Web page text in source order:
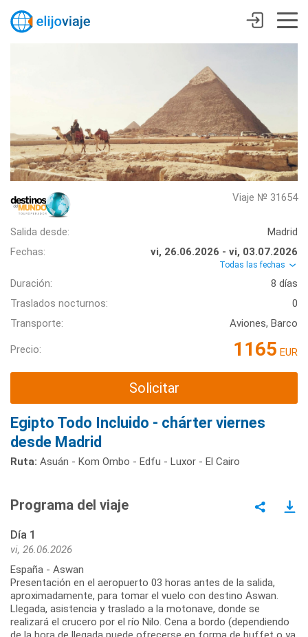
Viaje № 31654
Salida desde:
Madrid
Fechas:
vi, 26.06.2026 - vi, 03.07.2026
Todas las fechas
Duración:
8 días
Traslados nocturnos:
0
Transporte:
Aviones, Barco
Precio: 1165 EUR
Solicitar
Egipto Todo Incluido - chárter viernes
desde Madrid
Ruta: Asuán - Kom Ombo - Edfu - Luxor - El Cairo
Programa del viaje
Día 1
vi, 26.06.2026
España - Aswan
Presentación en el aeropuerto 03 horas antes de la salida,
aproximadamente, para tomar el vuelo con destino Aswan.
Llegada, asistencia y traslado a la motonave, donde se
realizará el crucero por el río Nilo. Cena a bordo (dependiendo